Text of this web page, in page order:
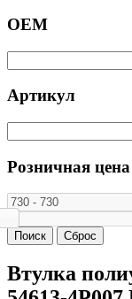
ОЕМ
Артикул
Розничная
Втулка